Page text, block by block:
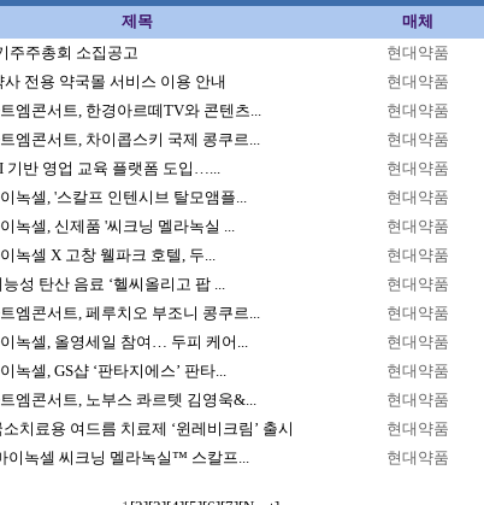
제목 매체
주주총회 소집공고
현대약품
사 전용 약국몰 서비스 이용 안내
현대약품
엠콘서트, 한경아르떼TV와 콘텐츠... 현대약품
엠콘서트, 차이콥스키 국제 콩쿠르... 현대약품
기반 영업 교육 플랫폼 도입…... 현대약품
녹셀, '스칼프 인텐시브 탈모앰플... 현대약품
녹셀, 신제품 '씨크닝 멜라녹실 ... 현대약품
녹셀 X 고창 웰파크 호텔, 두... 현대약품
성 탄산 음료 ‘헬씨올리고 팝 ... 현대약품
엠콘서트, 페루치오 부조니 콩쿠르... 현대약품
녹셀, 올영세일 참여… 두피 케어... 현대약품
녹셀, GS샵 ‘판타지에스’ 판타...
현대약품
엠콘서트, 노부스 콰르텟 김영욱&... 현대약품
치료용 여드름 치료제 ‘윈레비크림’ 출시 현대약품
이녹셀 씨크닝 멜라녹실™ 스칼프... 현대약품